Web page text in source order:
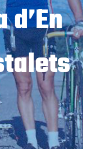
d’En